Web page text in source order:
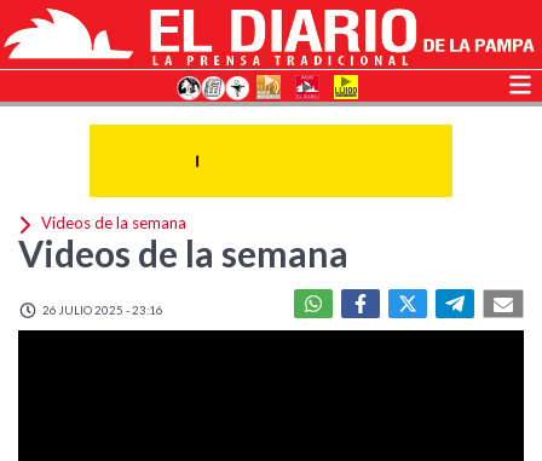
Videos de la semana
Videos de la semana
26 JULIO 2025 - 23:16